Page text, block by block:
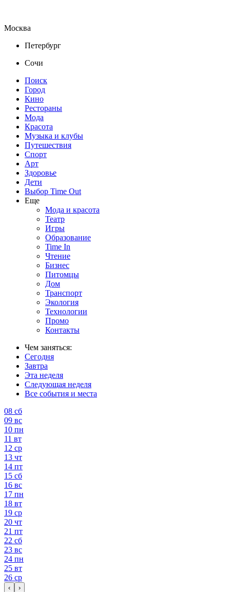
Москва
Петербург
Сочи
Поиск
Город
Кино
Рестораны
Мода
Красота
Музыка и клубы
Путешествия
Спорт
Арт
Здоровье
Дети
Выбор Time Out
Еще
Мода и красота
Театр
Игры
Образование
Time In
Чтение
Бизнес
Питомцы
Дом
Транспорт
Экология
Технологии
Промо
Контакты
Чем заняться:
Сегодня
Завтра
Эта неделя
Следующая неделя
Все события и места
08 сб
09 вс
10 пн
11 вт
12 ср
13 чт
14 пт
15 сб
16 вс
17 пн
18 вт
19 ср
20 чт
21 пт
22 сб
23 вс
24 пн
25 вт
26 ср
‹ ›